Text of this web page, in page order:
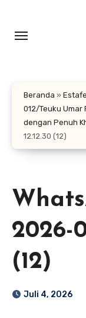
konten
Beranda »
012/Teuku Umar
dengan Penuh
12.12.30 (12)
2026-
(12)
Juli 4, 2026